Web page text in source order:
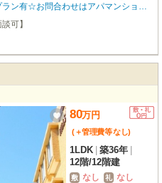
ン有☆お問合わせはアパマンショッ
0138-83-8665まで(^^♪
可】
80万円
(＋管理費等なし)
1LDK 築36年
12階/12階建
敷 なし 礼 なし